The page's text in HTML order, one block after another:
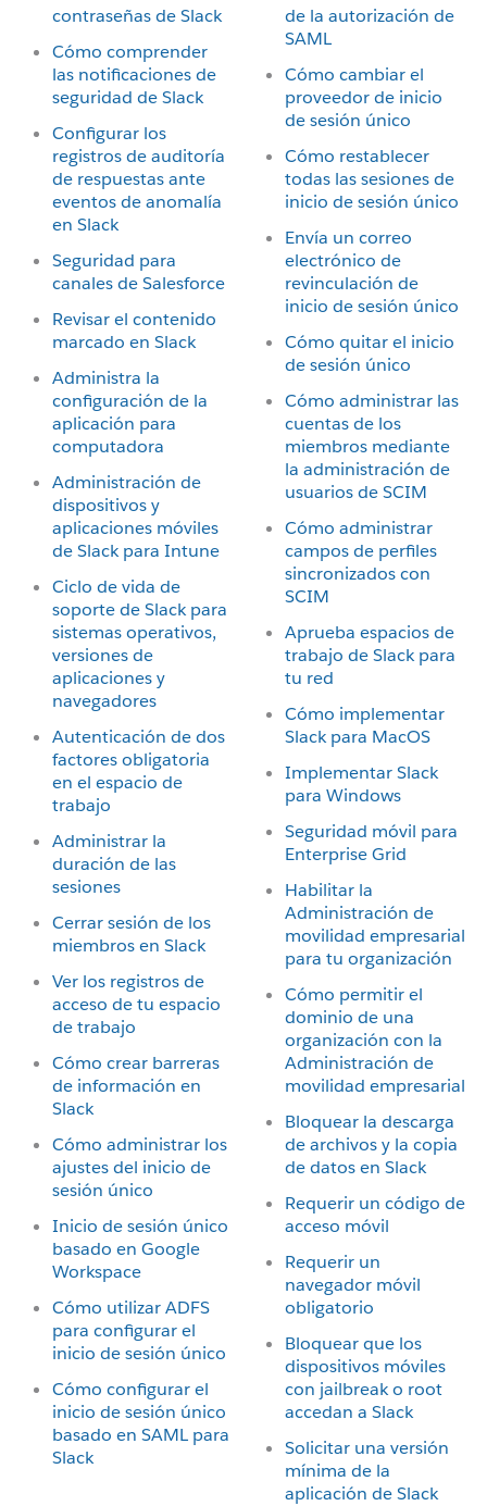
contraseñas de Slack
Cómo comprender
las notificaciones de
seguridad de Slack
Configurar los
registros de auditoría
de respuestas ante
eventos de anomalía
en Slack
Seguridad para
canales de Salesforce
Revisar el contenido
marcado en Slack
Administra la
configuración de la
aplicación para
computadora
Administración de
dispositivos y
aplicaciones móviles
de Slack para Intune
Ciclo de vida de
soporte de Slack para
sistemas operativos,
versiones de
aplicaciones y
navegadores
Autenticación de dos
factores obligatoria
en el espacio de
trabajo
Administrar la
duración de las
sesiones
Cerrar sesión de los
miembros en Slack
Ver los registros de
acceso de tu espacio
de trabajo
Cómo crear barreras
de información en
Slack
Cómo administrar los
ajustes del inicio de
sesión único
Inicio de sesión único
basado en Google
Workspace
Cómo utilizar ADFS
para configurar el
inicio de sesión único
Cómo configurar el
inicio de sesión único
basado en SAML para
Slack
de la autorización de
SAML
Cómo cambiar el
proveedor de inicio
de sesión único
Cómo restablecer
todas las sesiones de
inicio de sesión único
Envía un correo
electrónico de
revinculación de
inicio de sesión único
Cómo quitar el inicio
de sesión único
Cómo administrar las
cuentas de los
miembros mediante
la administración de
usuarios de SCIM
Cómo administrar
campos de perfiles
sincronizados con
SCIM
Aprueba espacios de
trabajo de Slack para
tu red
Cómo implementar
Slack para MacOS
Implementar Slack
para Windows
Seguridad móvil para
Enterprise Grid
Habilitar la
Administración de
movilidad empresarial
para tu organización
Cómo permitir el
dominio de una
organización con la
Administración de
movilidad empresarial
Bloquear la descarga
de archivos y la copia
de datos en Slack
Requerir un código de
acceso móvil
Requerir un
navegador móvil
obligatorio
Bloquear que los
dispositivos móviles
con jailbreak o root
accedan a Slack
Solicitar una versión
mínima de la
aplicación de Slack